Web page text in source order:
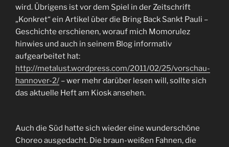
wird. Übrigens ist vor dem Spiel in der Zeitschrift
„Konkret“ ein Artikel über die Bring Back Sankt Pauli –
Geschichte erschienen, worauf mich Momorulez
hinwies und auch in seinem Blog informativ
aufgearbeitet hat:
http://metalust.wordpress.com/2011/02/25/vorschau-
hannover-2/ – wer mehr darüber lesen will, sollte sich
das aktuelle Heft am Kiosk ansehen.
Auch die Süd hatte sich wieder eine wunderschöne
Choreo ausgedacht. Die braun-weißen Fahnen, die